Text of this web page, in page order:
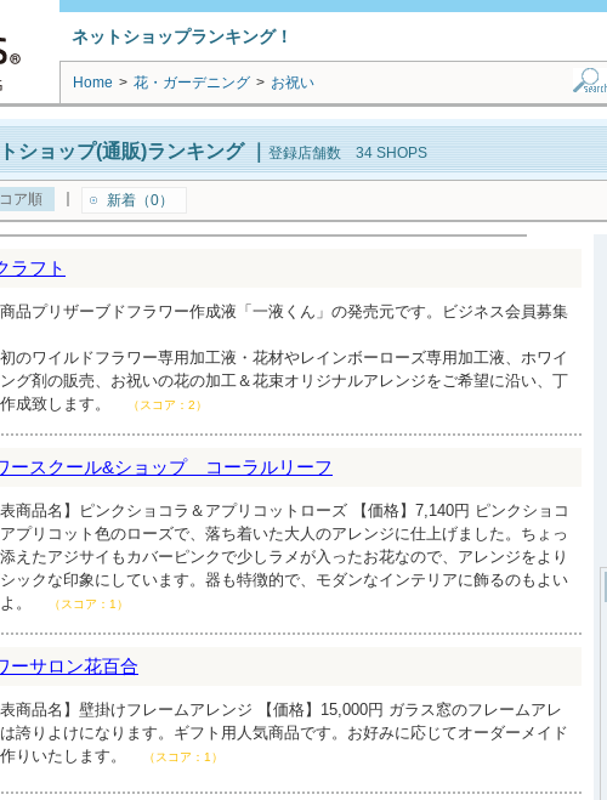
ネットショップランキング！
Home > 花・ガーデニング > お祝い
ショップ(通販)ランキング｜ 登録店舗数 34 SHOPS
ア順 新着（0）
ラフト
品プリザーブドフラワー作成液「一液くん」の発売元です。ビジネス会員募集
のワイルドフラワー専用加工液・花材やレインボーローズ専用加工液、ホワイ
ング剤の販売、お祝いの花の加工＆花束オリジナルアレンジをご希望に沿い、丁
成致します。
（スコア：2）
ースクール&ショップ コーラルリーフ
表商品名】ピンクショコラ＆アプリコットローズ 【価格】7,140円 ピンクショコ
プリコット色のローズで、落ち着いた大人のアレンジに仕上げました。ちょっ
えたアジサイもカバーピンクで少しラメが入ったお花なので、アレンジをより
ックな印象にしています。器も特徴的で、モダンなインテリアに飾るのもよい
。
（スコア：1）
ーサロン花百合
表商品名】壁掛けフレームアレンジ 【価格】15,000円 ガラス窓のフレームアレ
誇りよけになります。ギフト用人気商品です。お好みに応じてオーダーメイド
りいたします。
（スコア：1）